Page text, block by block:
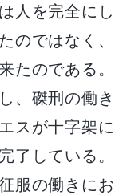
人を完全にし
のではなく、
たのである。
、磔刑の働き
スが十字架に
了している。
服の働きにお